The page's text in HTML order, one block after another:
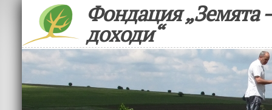
Фондация „Земята
доходи“